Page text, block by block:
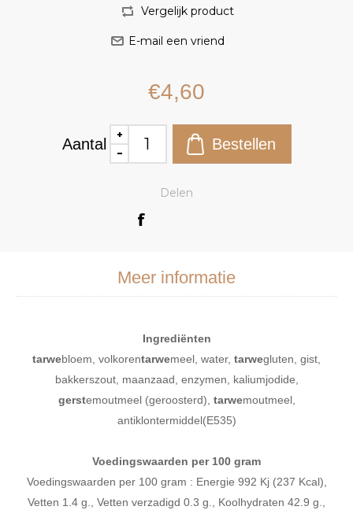
€4,60
Aantal
Delen
Meer informatie
Ingrediënten
tarwebloem, volkorentarwemeel, water, tarwegluten, gist,
bakkerszout, maanzaad, enzymen, kaliumjodide,
gerstemoutmeel (geroosterd), tarwemoutmeel,
antiklontermiddel(E535)
Voedingswaarden per 100 gram
Voedingswaarden per 100 gram : Energie 992 Kj (237 Kcal),
Vetten 1.4 g., Vetten verzadigd 0.3 g., Koolhydraten 42.9 g.,